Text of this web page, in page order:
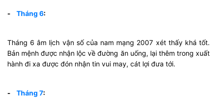
- Tháng 6:
Tháng 6 âm lịch vận số của nam mạng 2007 xét thấy khá tốt.
Bản mệnh được nhận lộc về đường ăn uống, lại thêm trong xuất
hành đi xa được đón nhận tin vui may, cát lợi đưa tới.
- Tháng 7: